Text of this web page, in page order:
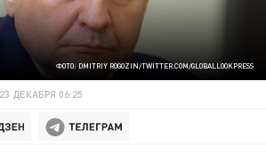
ФОТО: DMITRIY ROGOZIN/TWITTER.COM/GLOBALLOOKPRESS
23 ДЕКАБРЯ 06:25